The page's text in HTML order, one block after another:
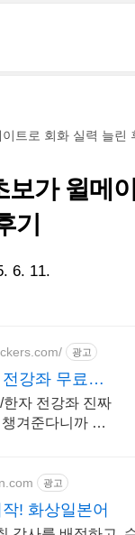
트로 회화 실력 늘린
보가 윌메
기
6. 11.
광고
강좌 무료배
자 전강좌 진짜
겨준다니까 일
광고
! 화상일본어